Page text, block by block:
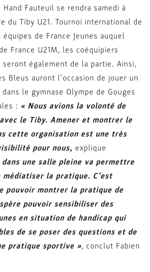
Hand Fauteuil se rendra samedi à
du Tiby U21. Tournoi international de
de France Jeunes auquel
France U21M, les coéquipiers
seront également de la partie. Ainsi,
Bleus auront l’occasion de jouer un
le gymnase Olympe de Gouges
: « Nous avions la volonté de
le Tiby. Amener et montrer le
cette organisation est une très
pour nous, explique
dans une salle pleine va permettre
la pratique. C’est
pouvoir montrer la pratique de
pouvoir sensibiliser des
en situation de handicap qui
de se poser des questions et de
pratique sportive », conclut Fabien